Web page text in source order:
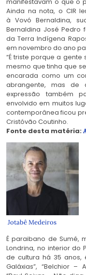
Ainda na nota, o CIR
à Vovó Bernaldina,
Bernaldina José
da Terra Indígena
em novembro do ano
“É triste porque a
mesmo que tinha que
encarada como um
abrangente, mas de
expressão também
envolvido em muitos
contemporânea ficou
Cristóvão Coutinho.
Fonte desta matéria:
Jotabê Medeiros
É paraibano de Sumé,
Londrina, no interior do
de cultura há 35 anos,
Galáxias”, “Belchior –